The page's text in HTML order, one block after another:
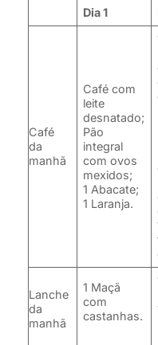
Dia 1
Café
da
manhã
Café com
leite
desnatado;
Pão
integral
com ovos
mexidos;
1 Abacate;
1 Laranja.
Lanche
da
manhã
1 Maçã
com
castanhas.